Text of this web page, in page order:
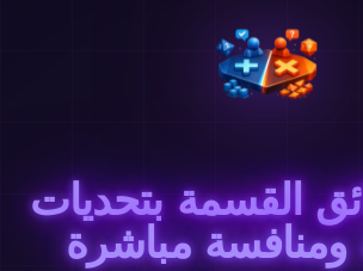
القسمة بتحديات
مباشرة